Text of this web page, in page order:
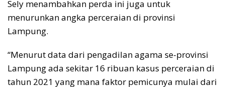
Sely menambahkan perda ini juga untuk
menurunkan angka perceraian di provinsi
Lampung.
“Menurut data dari pengadilan agama se-provinsi
Lampung ada sekitar 16 ribuan kasus perceraian di
tahun 2021 yang mana faktor pemicunya mulai dari